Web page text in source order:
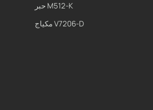
حبر M512-K
مكياج V7206-D